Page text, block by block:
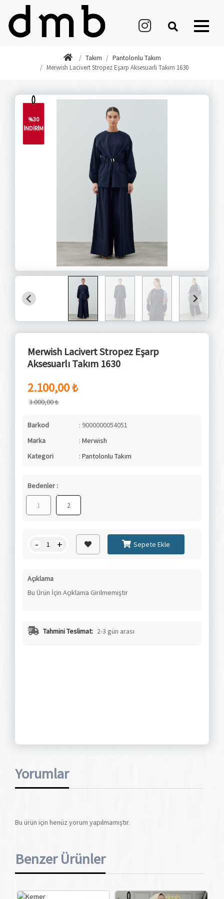
Takım
Pantolonlu Takım
Merwish Lacivert Stropez Eşarp Aksesuarlı Takım 1630
%30
İNDİRİM
Merwish Lacivert Stropez Eşarp
Aksesuarlı Takım 1630
2.100,00 ₺
3.000,00 ₺
Barkod
: 9000000054051
Marka
: Merwish
Kategori
: Pantolonlu Takım
Bedenler :
1 2
- + Sepete Ekle
Açıklama
Bu Ürün İçin Açıklama Girilmemiştir
Tahmini Teslimat: 2-3 gün arası
Yorumlar
Bu ürün için henüz yorum yapılmamıştır.
Benzer Ürünler